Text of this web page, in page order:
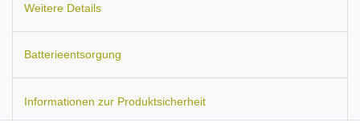
Weitere Details
Batterieentsorgung
Informationen zur Produktsicherheit